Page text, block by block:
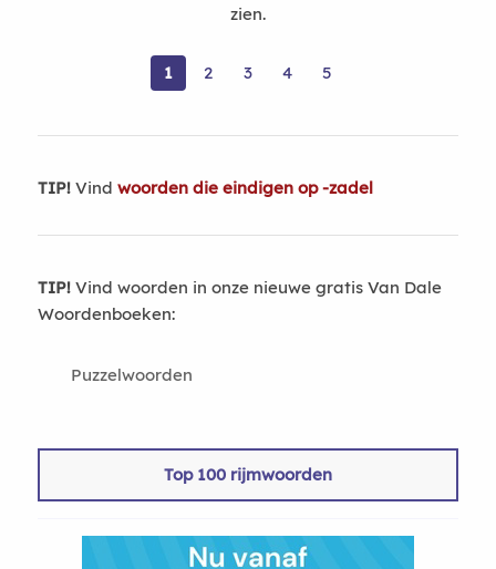
zien.
1 2 3 4 5
TIP!Vind woorden die eindigen op -zadel
TIP!Vind woorden in onze nieuwe gratis Van Dale
Woordenboeken:
Puzzelwoorden
Top 100 rijmwoorden